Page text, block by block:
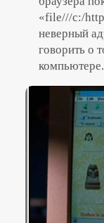
«file///c:/
неверный
говорить о
компьютере.